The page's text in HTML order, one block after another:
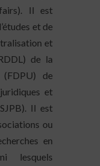
Il est
et de
et
de la
de
et
Il est
ou
en
lesquels